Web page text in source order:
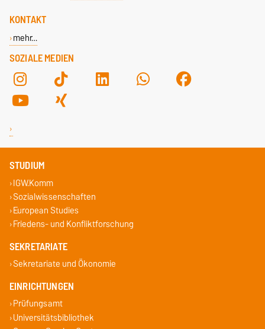
SOZIALE MEDIEN
KONTAKT
mehr…
STUDIUM
IGW.Komm
Sozialwissenschaften
European Studies
Friedens- und Konfliktforschung
SEKRETARIATE
Sekretariate und Ökonomie
EINRICHTUNGEN
Prüfungsamt
Universitätsbibliothek